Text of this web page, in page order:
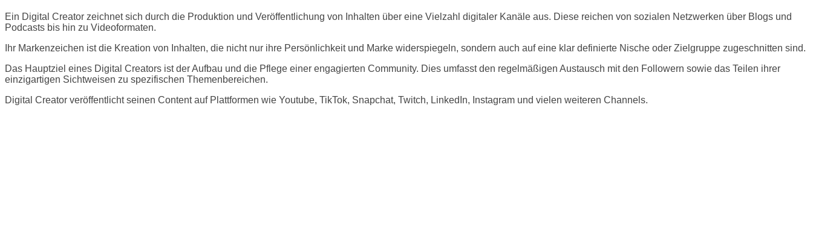
Ein Digital Creator zeichnet sich durch die Produktion und Veröffentlichung von Inhalten über eine Vielzahl digitaler Kanäle aus. Diese reichen von sozialen Netzwerken über Blogs und
Podcasts bis hin zu Videoformaten.
Ihr Markenzeichen ist die Kreation von Inhalten, die nicht nur ihre Persönlichkeit und Marke widerspiegeln, sondern auch auf eine klar definierte Nische oder Zielgruppe zugeschnitten sind.
Das Hauptziel eines Digital Creators ist der Aufbau und die Pflege einer engagierten Community. Dies umfasst den regelmäßigen Austausch mit den Followern sowie das Teilen ihrer
einzigartigen Sichtweisen zu spezifischen Themenbereichen.
Digital Creator veröffentlicht seinen Content auf Plattformen wie Youtube, TikTok, Snapchat, Twitch, LinkedIn, Instagram und vielen weiteren Channels.